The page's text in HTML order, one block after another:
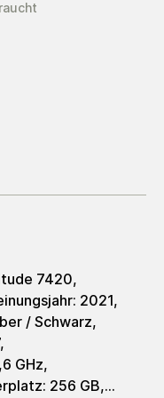
7420,
2021,
/ Schwarz,
GHz,
256 GB,